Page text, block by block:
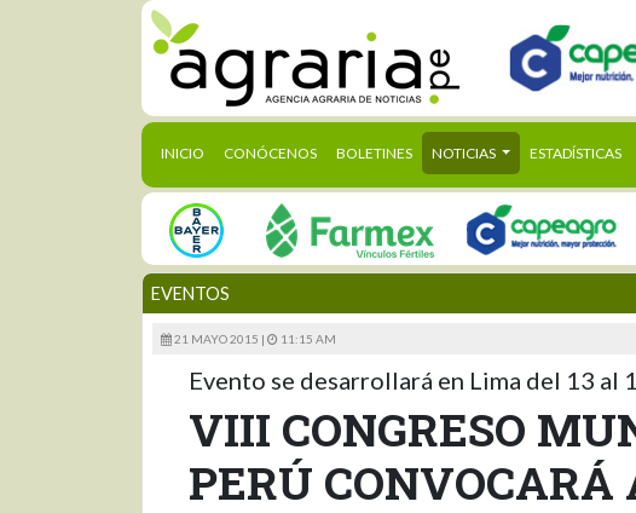
INICIO (CURRENT)
CONÓCENOS BOLETINES NOTICIAS ESTADÍSTICAS
EVENTOS
21 MAYO 2015 | 11:15 AM
Evento se desarrollará en Lima del 13 al
VIII CONGRESO
PERÚ CONVOCARÁ